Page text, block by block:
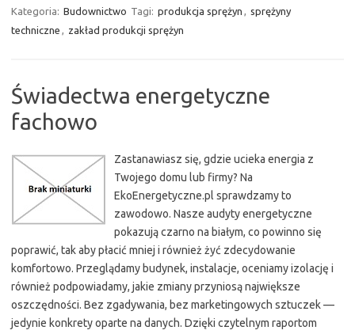
Kategoria: Budownictwo Tagi: produkcja sprężyn , sprężyny
techniczne , zakład produkcji sprężyn
Świadectwa energetyczne
fachowo
Zastanawiasz się, gdzie ucieka energia z
Twojego domu lub firmy? Na
EkoEnergetyczne.pl sprawdzamy to
zawodowo. Nasze audyty energetyczne
pokazują czarno na białym, co powinno się
poprawić, tak aby płacić mniej i również żyć zdecydowanie
komfortowo. Przeglądamy budynek, instalacje, oceniamy izolację i
również podpowiadamy, jakie zmiany przyniosą największe
oszczędności. Bez zgadywania, bez marketingowych sztuczek —
jedynie konkrety oparte na danych. Dzięki czytelnym raportom